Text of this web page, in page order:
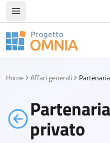
Apri/chiudi menù di
Progetto Omnia
Home Affari generali
privato